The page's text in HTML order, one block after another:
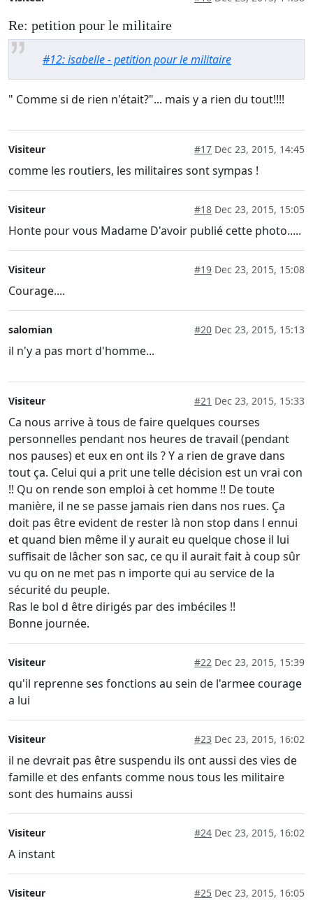
Re: petition pour le militaire
#12: isabelle - petition pour le militaire
" Comme si de rien n'était?"... mais y a rien du tout!!!!
Visiteur #17 Dec 23, 2015, 14:45
comme les routiers, les militaires sont sympas !
Visiteur #18 Dec 23, 2015, 15:05
Honte pour vous Madame D'avoir publié cette photo.....
Visiteur #19 Dec 23, 2015, 15:08
Courage....
salomian #20 Dec 23, 2015, 15:13
il n'y a pas mort d'homme...
Visiteur #21 Dec 23, 2015, 15:33
Ca nous arrive à tous de faire quelques courses
personnelles pendant nos heures de travail (pendant
nos pauses) et eux en ont ils ? Y a rien de grave dans
tout ça. Celui qui a prit une telle décision est un vrai con
!! Qu on rende son emploi à cet homme !! De toute
manière, il ne se passe jamais rien dans nos rues. Ça
doit pas être evident de rester là non stop dans l ennui
et quand bien même il y aurait eu quelque chose il lui
suffisait de lâcher son sac, ce qu il aurait fait à coup sûr
vu qu on ne met pas n importe qui au service de la
sécurité du peuple.
Ras le bol d être dirigés par des imbéciles !!
Bonne journée.
Visiteur #22 Dec 23, 2015, 15:39
qu'il reprenne ses fonctions au sein de l'armee courage
a lui
Visiteur #23 Dec 23, 2015, 16:02
il ne devrait pas être suspendu ils ont aussi des vies de
famille et des enfants comme nous tous les militaire
sont des humains aussi
Visiteur #24 Dec 23, 2015, 16:02
A instant
Visiteur #25 Dec 23, 2015, 16:05